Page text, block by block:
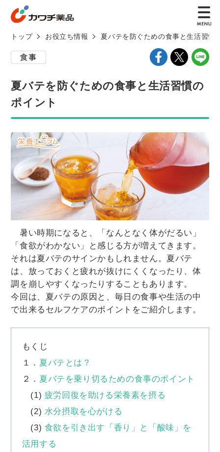
トップ お役立ち情報 夏バテを防ぐための食事と生活習慣
夏バテを防ぐための食事と生活習慣の
ポイント
暑い時期になると、「なんとなく体がだるい」
「食欲がわかない」と感じる方が増えてきます。
それは夏バテのサインかもしれません。夏バテ
は、放っておくと疲れが抜けにくくなったり、体
調を崩しやすくなったりすることもあります。
今回は、夏バテの原因と、毎日の食事や生活の中
で出来るセルフケアのポイントをご紹介します。
もくじ
１． 夏バテとは？
２． 夏バテを乗り切るための食事のポイント
(1) 疲労回復を助ける栄養素を摂る
(2) 水分摂取を心がける
(3) 食欲を引き出す「香り」と「酸味」を
活用する